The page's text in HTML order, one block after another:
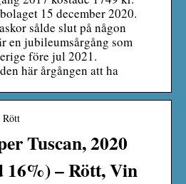
15 december 2020.
sålde slut på någon
en jubileumsårgång som
före jul 2021.
här årgången att ha
Rött
Tuscan, 2020
16%) – Rött, Vin